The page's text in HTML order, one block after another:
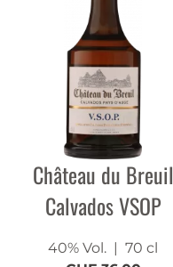
Château du Breuil
Calvados VSOP
40% Vol. | 70 cl